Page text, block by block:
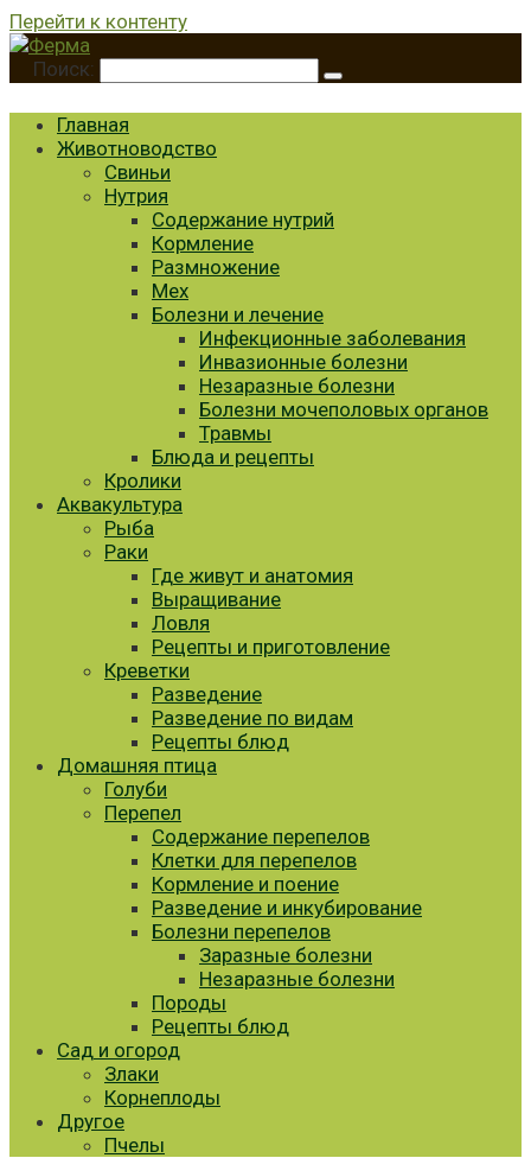
Перейти к контенту
Поиск:
Главная
Животноводство
Свиньи
Нутрия
Содержание нутрий
Кормление
Размножение
Мех
Болезни и лечение
Инфекционные заболевания
Инвазионные болезни
Незаразные болезни
Болезни мочеполовых органов
Травмы
Блюда и рецепты
Кролики
Аквакультура
Рыба
Раки
Где живут и анатомия
Выращивание
Ловля
Рецепты и приготовление
Креветки
Разведение
Разведение по видам
Рецепты блюд
Домашняя птица
Голуби
Перепел
Содержание перепелов
Клетки для перепелов
Кормление и поение
Разведение и инкубирование
Болезни перепелов
Заразные болезни
Незаразные болезни
Породы
Рецепты блюд
Сад и огород
Злаки
Корнеплоды
Другое
Пчелы